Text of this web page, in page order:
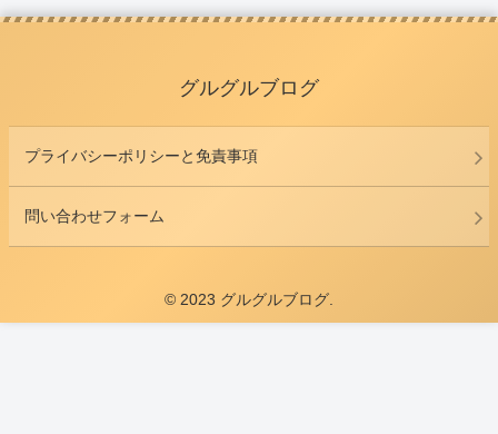
グルグルブログ
プライバシーポリシーと免責事項
問い合わせフォーム
© 2023 グルグルブログ.